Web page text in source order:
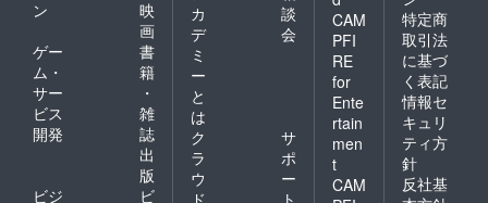
ン
映
画
ゲー
ム・
サー
ビス
開発
書
籍
・
雑
誌
出
版
ビジ
ビ
カ
デ
ミ
ー
と
は
談
会
ク
ラ
ウ
サ
ポ
ー
CAM
PFI
RE
for
Ente
rtain
men
t
CAM
特定商
取引法
に基づ
く表記
情報セ
キュリ
ティ方
針
反社基